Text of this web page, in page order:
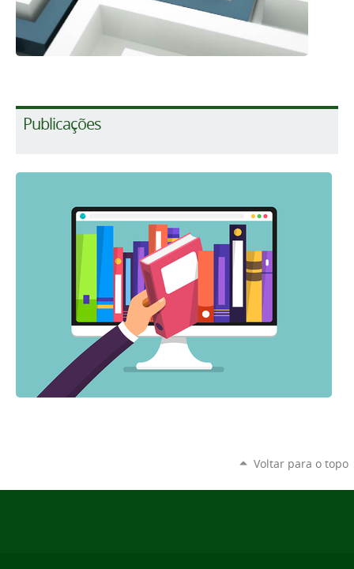
Publicações
Voltar para o topo